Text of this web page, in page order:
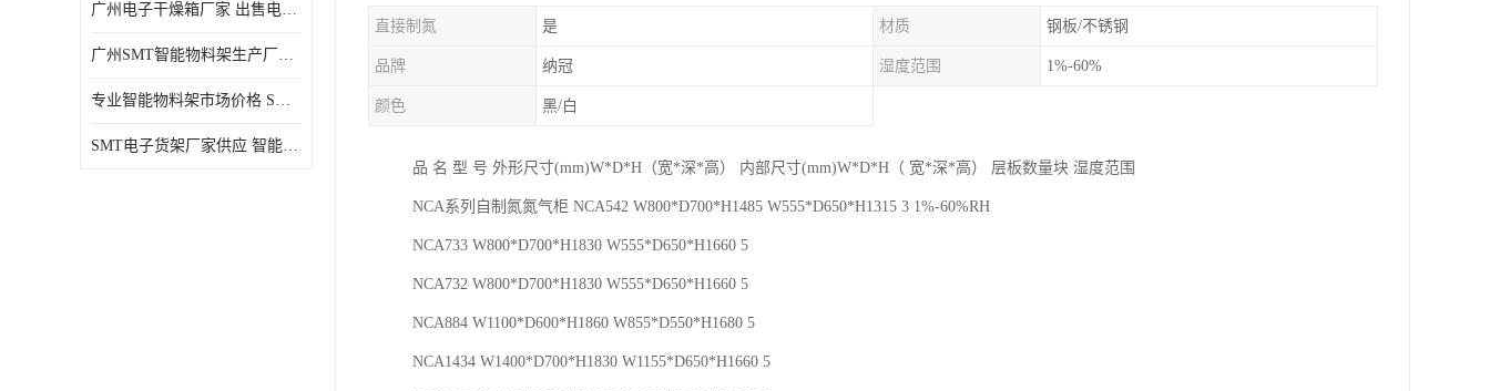
广州电子干燥箱厂家 出售电子干燥箱优惠供应价格
广州SMT智能物料架生产厂家 智能物料架设计定制
专业智能物料架市场价格 SMT智能物料架供应厂家
SMT电子货架厂家供应 智能电子货架现货直销
直接制氮 是 材质 钢板/不锈钢
品牌 纳冠 湿度范围 1%-60%
颜色 黑/白
品 名 型 号 外形尺寸(mm)W*D*H（宽*深*高） 内部尺寸(mm)W*D*H（ 宽*深*高） 层板数量块 湿度范围
NCA系列自制氮氮气柜 NCA542 W800*D700*H1485 W555*D650*H1315 3 1%-60%RH
NCA733 W800*D700*H1830 W555*D650*H1660 5
NCA732 W800*D700*H1830 W555*D650*H1660 5
NCA884 W1100*D600*H1860 W855*D550*H1680 5
NCA1434 W1400*D700*H1830 W1155*D650*H1660 5